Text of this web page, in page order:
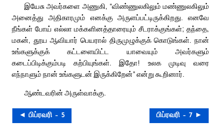
இயேசு அவர்களை அணுகி, “விண்ணுலகிலும் மண்ணுலகிலும்
அனைத்து அதிகாரமும் எனக்கு அருளப்பட்டிருக்கிறது. எனவே
நீங்கள் போய் எல்லா மக்களினத்தாரையும் சீடராக்குங்கள்; தந்தை,
மகன், தூய ஆவியார் பெயரால் திருமுழுக்குக் கொடுங்கள். நான்
உங்களுக்குக் கட்டளையிட்ட யாவையும் அவர்களும்
கடைப்பிடிக்கும்படி கற்பியுங்கள். இதோ! உலக முடிவு வரை
எந்நாளும் நான் உங்களுடன் இருக்கிறேன்” என்று கூறினார்.
ஆண்டவரின் அருள்வாக்கு.
◄ பிப்ரவரி – 5 பிப்ரவரி – 7 ►